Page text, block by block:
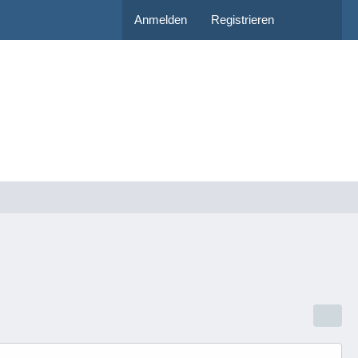
Anmelden Registrieren